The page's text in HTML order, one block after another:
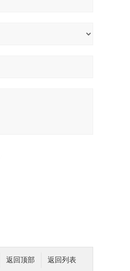
返回列表
返回顶部